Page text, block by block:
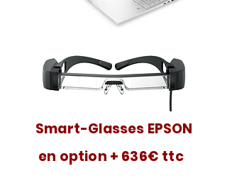
Smart-Glasses EPSON
en option + 636€ ttc